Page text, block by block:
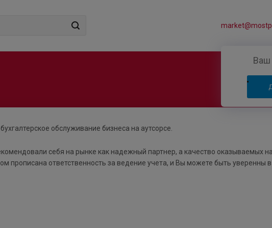
Ваш
обслуживание бизнеса на аутсорсе.
себя на рынке как надежный партнер, а качество оказываемых
прописана ответственность за ведение учета, и Вы можете быть уверенны в